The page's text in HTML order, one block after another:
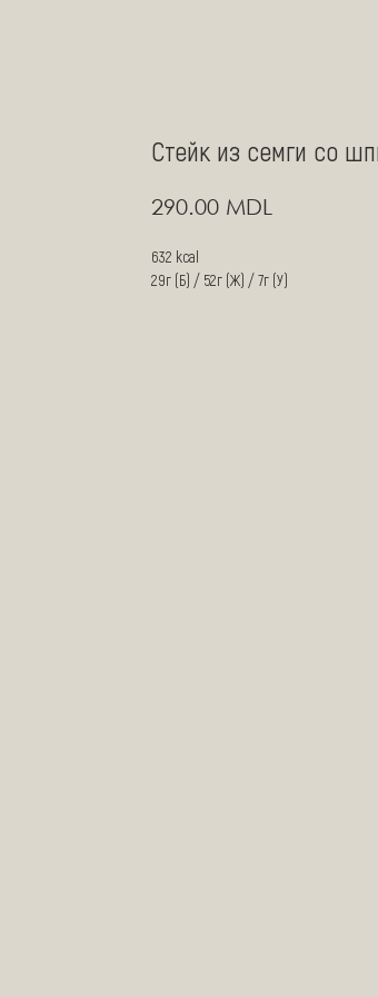
Стейк из семги со
290.00 MDL
632 kcal
29г (Б) / 52г (Ж) / 7г (У)